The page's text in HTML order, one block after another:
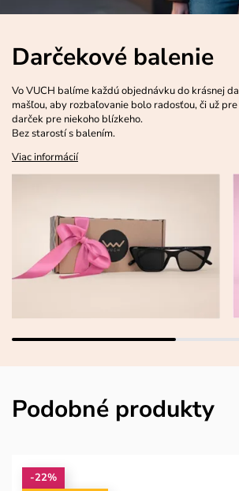
Darčekové balenie
Vo VUCH balíme každú objednávku do krásnej
mašľou, aby rozbaľovanie bolo radosťou, či už
darček pre niekoho blízkeho.
Bez starostí s balením.
Viac informácií
Podobné produkty
-22%